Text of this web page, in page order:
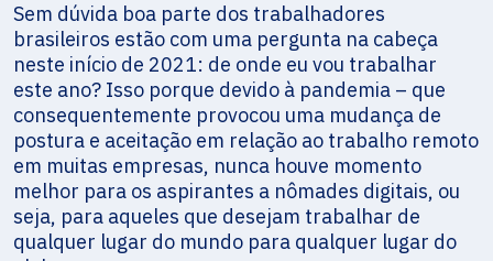
Sem dúvida boa parte dos trabalhadores
brasileiros estão com uma pergunta na cabeça
neste início de 2021: de onde eu vou trabalhar
este ano? Isso porque devido à pandemia – que
consequentemente provocou uma mudança de
postura e aceitação em relação ao trabalho remoto
em muitas empresas, nunca houve momento
melhor para os aspirantes a nômades digitais, ou
seja, para aqueles que desejam trabalhar de
qualquer lugar do mundo para qualquer lugar do